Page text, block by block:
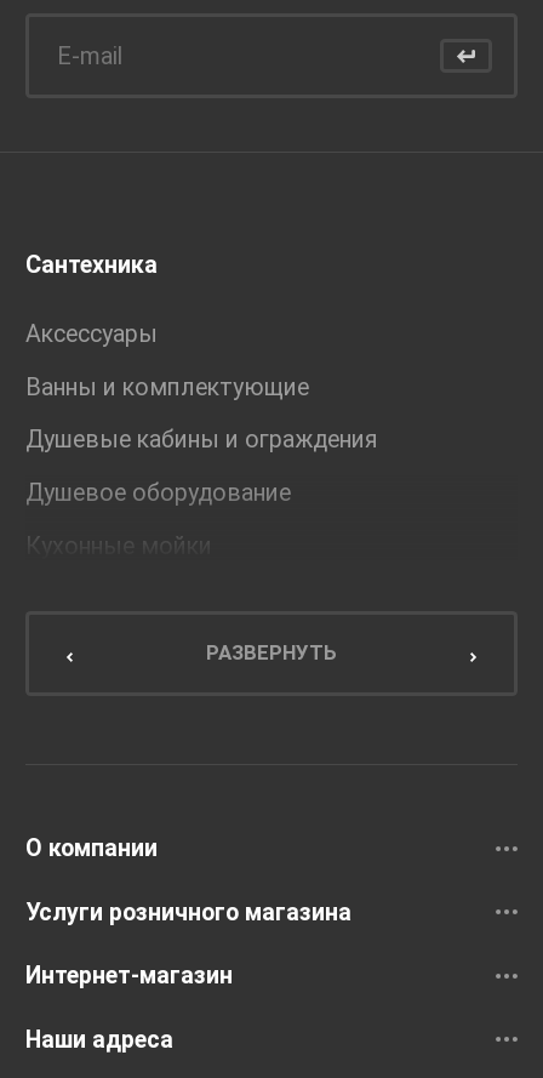
Сантехника
Аксессуары
Ванны и комплектующие
Душевые кабины и ограждения
Душевое оборудование
Кухонные мойки
Мебель для кухниРАЗВЕРНУТЬ
О компании
Услуги розничного магазина
Интернет-магазин
Наши адреса